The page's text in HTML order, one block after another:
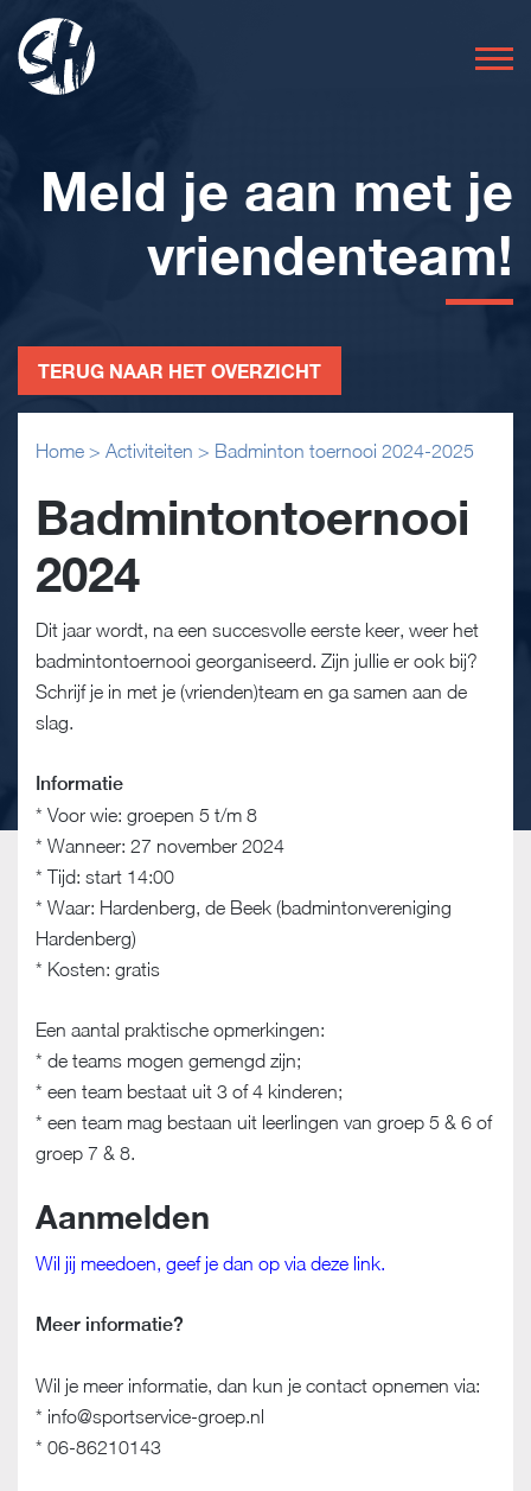
Meld je aan met je
vriendenteam!
TERUG NAAR HET OVERZICHT
Home > Activiteiten > Badminton toernooi 2024-2025
Badmintontoernooi
2024
Dit jaar wordt, na een succesvolle eerste keer, weer het
badmintontoernooi georganiseerd. Zijn jullie er ook bij?
Schrijf je in met je (vrienden)team en ga samen aan de
slag.
Informatie
* Voor wie: groepen 5 t/m 8
* Wanneer: 27 november 2024
* Tijd: start 14:00
* Waar: Hardenberg, de Beek (badmintonvereniging
Hardenberg)
* Kosten: gratis
Een aantal praktische opmerkingen:
* de teams mogen gemengd zijn;
* een team bestaat uit 3 of 4 kinderen;
* een team mag bestaan uit leerlingen van groep 5 & 6 of
groep 7 & 8.
Aanmelden
Wil jij meedoen, geef je dan op via deze link.
Meer informatie?
Wil je meer informatie, dan kun je contact opnemen via:
* info@sportservice-groep.nl
* 06-86210143